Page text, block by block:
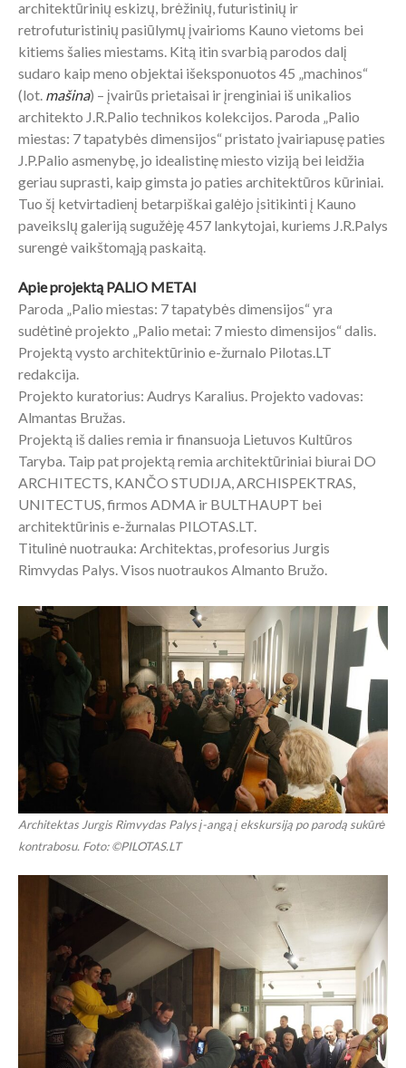
architektūrinių eskizų, brėžinių, futuristinių ir
retrofuturistinių pasiūlymų įvairioms Kauno vietoms bei
kitiems šalies miestams. Kitą itin svarbią parodos dalį
sudaro kaip meno objektai išeksponuotos 45 „machinos“
(lot. mašina) – įvairūs prietaisai ir įrenginiai iš unikalios
architekto J.R.Palio technikos kolekcijos. Paroda „Palio
miestas: 7 tapatybės dimensijos“ pristato įvairiapusę paties
J.P.Palio asmenybę, jo idealistinę miesto viziją bei leidžia
geriau suprasti, kaip gimsta jo paties architektūros kūriniai.
Tuo šį ketvirtadienį betarpiškai galėjo įsitikinti į Kauno
paveikslų galeriją sugužėję 457 lankytojai, kuriems J.R.Palys
surengė vaikštomąją paskaitą.
Apie projektą PALIO METAI
Paroda „Palio miestas: 7 tapatybės dimensijos“ yra
sudėtinė projekto „Palio metai: 7 miesto dimensijos“ dalis.
Projektą vysto architektūrinio e-žurnalo Pilotas.LT
redakcija.
Projekto kuratorius: Audrys Karalius. Projekto vadovas:
Almantas Bružas.
Projektą iš dalies remia ir finansuoja Lietuvos Kultūros
Taryba. Taip pat projektą remia architektūriniai biurai DO
ARCHITECTS, KANČO STUDIJA, ARCHISPEKTRAS,
UNITECTUS, firmos ADMA ir BULTHAUPT bei
architektūrinis e-žurnalas PILOTAS.LT.
Titulinė nuotrauka: Architektas, profesorius Jurgis
Rimvydas Palys. Visos nuotraukos Almanto Bružo.
Architektas Jurgis Rimvydas Palys į-angą į ekskursiją po parodą sukūrė
kontrabosu. Foto: ©PILOTAS.LT